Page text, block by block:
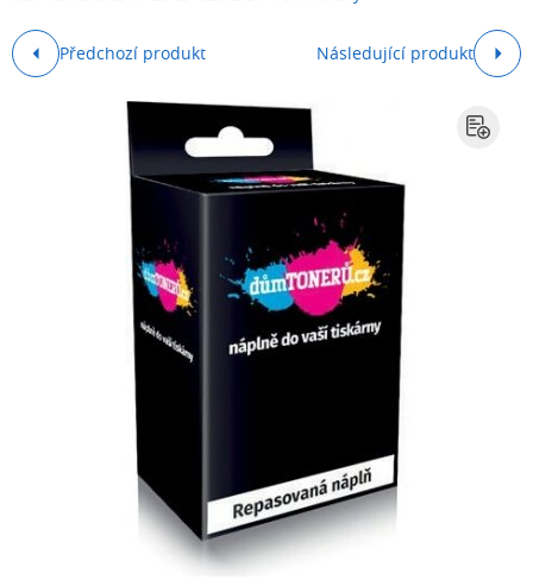
Předchozí produkt Následující produkt